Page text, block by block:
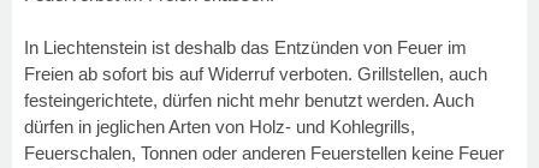
In Liechtenstein ist deshalb das Entzünden von Feuer im
Freien ab sofort bis auf Widerruf verboten. Grillstellen, auch
festeingerichtete, dürfen nicht mehr benutzt werden. Auch
dürfen in jeglichen Arten von Holz- und Kohlegrills,
Feuerschalen, Tonnen oder anderen Feuerstellen keine Feuer